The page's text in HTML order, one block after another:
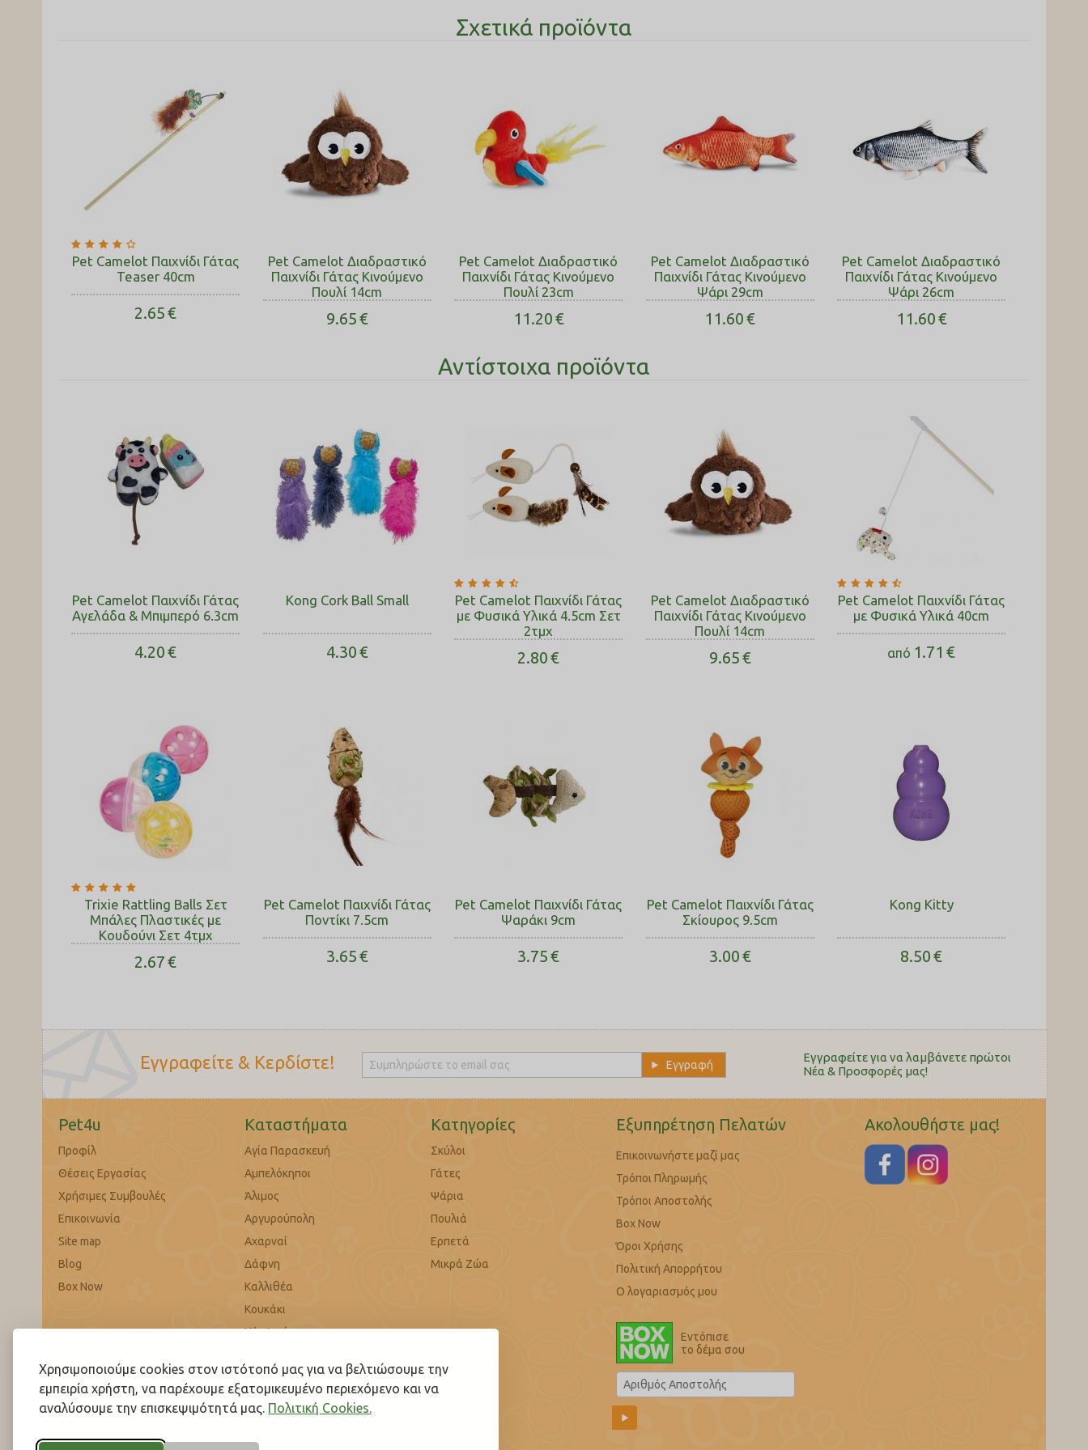
Χρησιμοποιούμε cookies στον ιστότοπό μας για να βελτιώσουμε την
εμπειρία χρήστη, να παρέχουμε εξατομικευμένο περιεχόμενο και να
αναλύσουμε την επισκεψιμότητά μας. Πολιτική Cookies.
Σχετικά προϊόντα
Pet Camelot Παιχνίδι Γάτας
Teaser 40cm
2.65€
Pet Camelot Διαδραστικό
Παιχνίδι Γάτας Κινούμενο
Πουλί 14cm
9.65€
Pet Camelot Διαδραστικό
Παιχνίδι Γάτας Κινούμενο
Πουλί 23cm
11.20€
Pet Camelot Διαδραστικό
Παιχνίδι Γάτας Κινούμενο
Ψάρι 29cm
11.60€
Pet Camelot Διαδραστικό
Παιχνίδι Γάτας Κινούμενο
Ψάρι 26cm
11.60€
Αντίστοιχα προϊόντα
Pet Camelot Παιχνίδι Γάτας
Αγελάδα & Μπιμπερό 6.3cm
4.20€
Kong Cork Ball Small
4.30€
Pet Camelot Παιχνίδι Γάτας
με Φυσικά Υλικά 4.5cm Σετ
2τμχ
2.80€
Pet Camelot Διαδραστικό
Παιχνίδι Γάτας Κινούμενο
Πουλί 14cm
9.65€
Pet Camelot Παιχνίδι Γάτας
με Φυσικά Υλικά 40cm
από 1.71 €
Trixie Rattling Balls Σετ
Μπάλες Πλαστικές με
Κουδούνι Σετ 4τμχ
2.67€
Pet Camelot Παιχνίδι Γάτας
Ποντίκι 7.5cm
3.65€
Pet Camelot Παιχνίδι Γάτας
Ψαράκι 9cm
3.75€
Pet Camelot Παιχνίδι Γάτας
Σκίουρος 9.5cm
3.00€
Kong Kitty
8.50€
Εγγραφείτε & Κερδίστε!
Εγγραφείτε για να λαμβάνετε πρώτοι
Nέα & Προσφορές μας!
Pet4u
Προφίλ
Θέσεις Εργασίας
Χρήσιμες Συμβουλές
Επικοινωνία
Site map
Blog
Box Now
Καταστήματα
Αγία Παρασκευή
Αμπελόκηποι
Άλιμος
Αργυρούπολη
Αχαρναί
Δάφνη
Καλλιθέα
Κουκάκι
Νέα Ιωνία
Παλαιό Φάληρο
Περιστέρι
Χαλάνδρι
Κατηγορίες
Σκύλοι
Γάτες
Ψάρια
Πουλιά
Ερπετά
Μικρά Ζώα
Εξυπηρέτηση Πελατών
Επικοινωνήστε μαζί μας
Τρόποι Πληρωμής
Τρόποι Αποστολής
Box Now
Όροι Χρήσης
Πολιτική Απορρήτου
Ο λογαριασμός μου
Εντόπισε
το δέμα σου
Ακολουθήστε μας!